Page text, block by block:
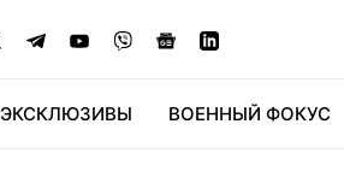
ЭКСКЛЮЗИВЫ ВОЕННЫЙ ФОКУС